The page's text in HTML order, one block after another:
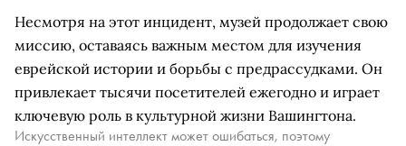
Несмотря на этот инцидент, музей продолжает свою
миссию, оставаясь важным местом для изучения
еврейской истории и борьбы с предрассудками. Он
привлекает тысячи посетителей ежегодно и играет
ключевую роль в культурной жизни Вашингтона.
Искусственный интеллект может ошибаться, поэтому